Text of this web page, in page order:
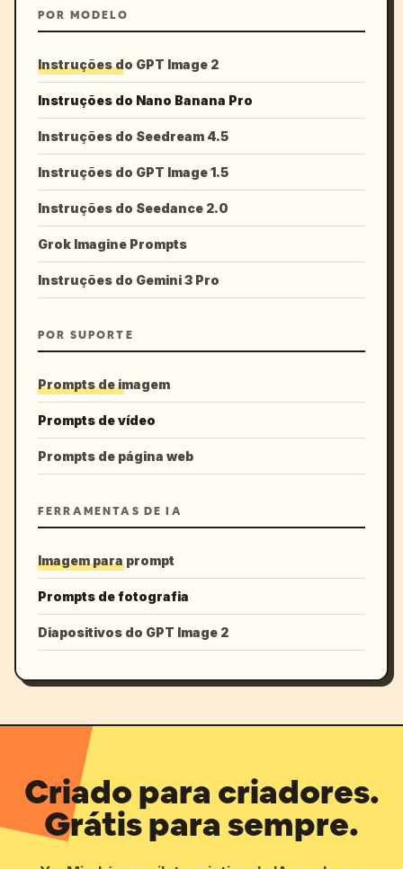
POR MODELO
Instruções do GPT Image 2
Instruções do Nano Banana Pro
Instruções do Seedream 4.5
Instruções do GPT Image 1.5
Instruções do Seedance 2.0
Grok Imagine Prompts
Instruções do Gemini 3 Pro
POR SUPORTE
Prompts de imagem
Prompts de vídeo
Prompts de página web
FERRAMENTAS DE IA
Imagem para prompt
Prompts de fotografia
Diapositivos do GPT Image 2
Criado para criadores.
Grátis para sempre.